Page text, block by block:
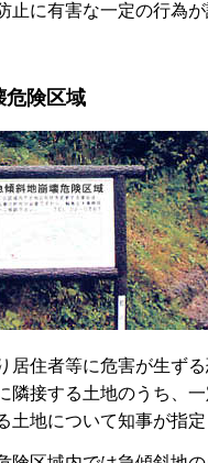
止に有害な一定の行為が
危険区域
居住者等に危害が生ず
隣接する土地のうち、一
土地について知事が指定